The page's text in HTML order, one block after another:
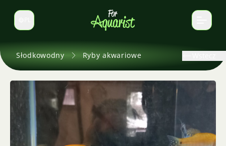
Zmień język
Słodkowodny Ryby akwariowe